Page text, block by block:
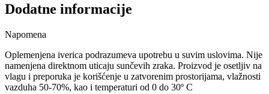
Dodatne informacije
Napomena
Oplemenjena iverica podrazumeva upotrebu u suvim uslovima. Nije
namenjena direktnom uticaju sunčevih zraka. Proizvod je osetljiv na
vlagu i preporuka je korišćenje u zatvorenim prostorijama, vlažnosti
vazduha 50-70%, kao i temperaturi od 0 do 30º C